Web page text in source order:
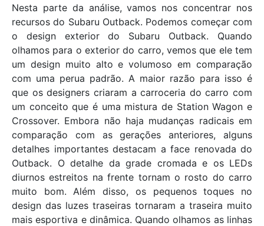
Nesta parte da análise, vamos nos concentrar nos
recursos do Subaru Outback. Podemos começar com
o design exterior do Subaru Outback. Quando
olhamos para o exterior do carro, vemos que ele tem
um design muito alto e volumoso em comparação
com uma perua padrão. A maior razão para isso é
que os designers criaram a carroceria do carro com
um conceito que é uma mistura de Station Wagon e
Crossover. Embora não haja mudanças radicais em
comparação com as gerações anteriores, alguns
detalhes importantes destacam a face renovada do
Outback. O detalhe da grade cromada e os LEDs
diurnos estreitos na frente tornam o rosto do carro
muito bom. Além disso, os pequenos toques no
design das luzes traseiras tornaram a traseira muito
mais esportiva e dinâmica. Quando olhamos as linhas